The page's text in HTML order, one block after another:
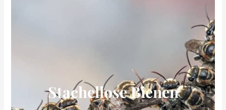
Stachellose Bienen